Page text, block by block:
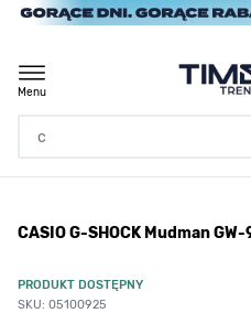
Przejdź do treści
Menu
/ CASIO G-SHOCK Mudman GW-
CASIO G-SHOCK Mudman
PRODUKT DOSTĘPNY
SKU: 05100925